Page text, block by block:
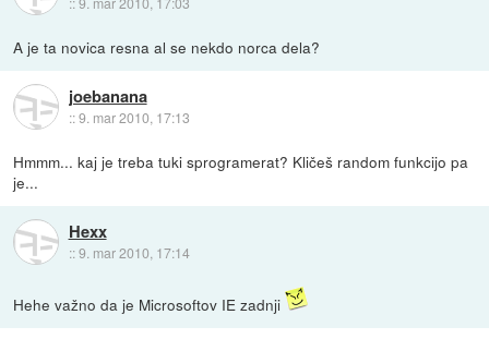
A je ta novica resna al se nekdo norca dela?
joebanana
::9. mar 2010, 17:13
Hmmm... kaj je treba tuki sprogramerat? Kličeš random funkcijo pa
je...
Hexx
::9. mar 2010, 17:14
Hehe važno da je Microsoftov IE zadnji